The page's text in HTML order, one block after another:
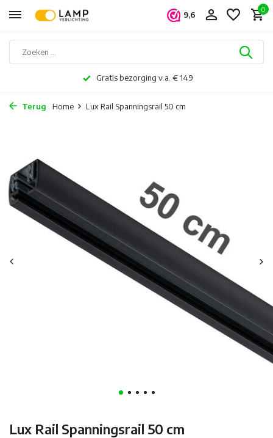
9,6
0
Gratis bezorging v.a. € 149
Terug Home Lux Rail Spanningsrail 50 cm
Lux Rail Spanningsrail 50 cm